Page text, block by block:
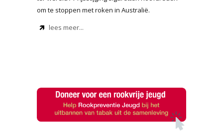
om te stoppen met roken in Australië.
lees meer...